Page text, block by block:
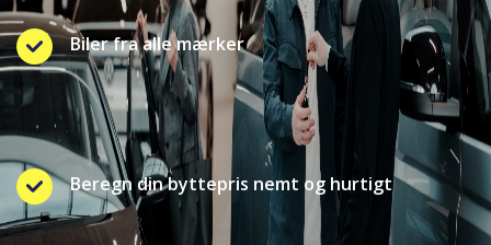
Biler fra alle mærker
Beregn din byttepris nemt og hurtigt